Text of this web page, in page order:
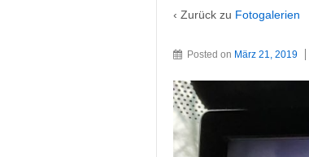
‹ Zurück zu Fotogalerien
Posted on März 21, 2019